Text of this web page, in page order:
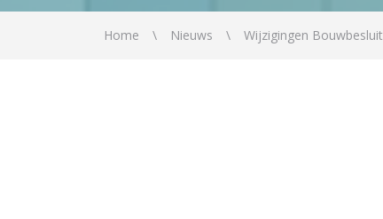
Home Nieuws Wijzigingen Bouwbesluit